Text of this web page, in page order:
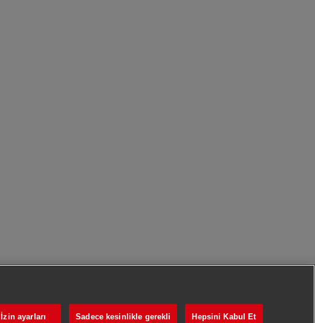
İzin ayarları Sadece kesinlikle gerekli Hepsini Kabul Et